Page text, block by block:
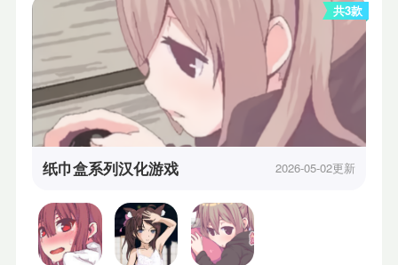
共3款
纸巾盒系列汉化游戏 2026-05-02更新